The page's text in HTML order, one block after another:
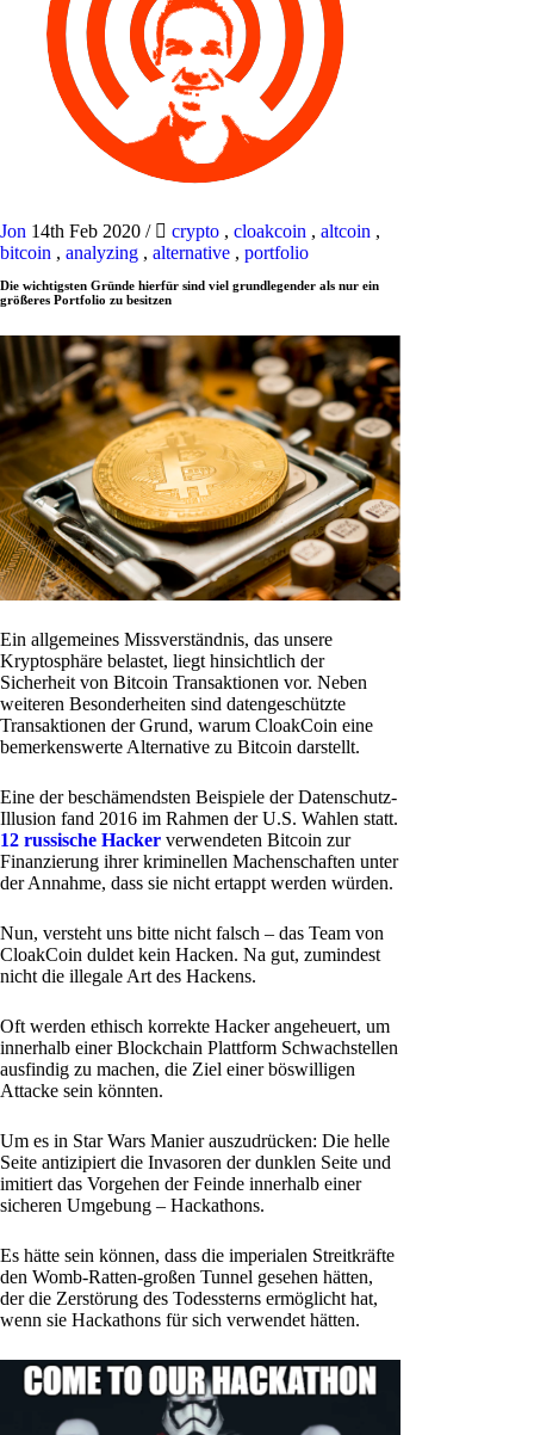
Jon 14th Feb 2020 / crypto , cloakcoin , altcoin ,
bitcoin , analyzing , alternative , portfolio
Die wichtigsten Gründe hierfür sind viel grundlegender als nur ein
größeres Portfolio zu besitzen
Ein allgemeines Missverständnis, das unsere
Kryptosphäre belastet, liegt hinsichtlich der
Sicherheit von Bitcoin Transaktionen vor. Neben
weiteren Besonderheiten sind datengeschützte
Transaktionen der Grund, warum CloakCoin eine
bemerkenswerte Alternative zu Bitcoin darstellt.
Eine der beschämendsten Beispiele der Datenschutz-
Illusion fand 2016 im Rahmen der U.S. Wahlen statt.
12 russische Hacker verwendeten Bitcoin zur
Finanzierung ihrer kriminellen Machenschaften unter
der Annahme, dass sie nicht ertappt werden würden.
Nun, versteht uns bitte nicht falsch – das Team von
CloakCoin duldet kein Hacken. Na gut, zumindest
nicht die illegale Art des Hackens.
Oft werden ethisch korrekte Hacker angeheuert, um
innerhalb einer Blockchain Plattform Schwachstellen
ausfindig zu machen, die Ziel einer böswilligen
Attacke sein könnten.
Um es in Star Wars Manier auszudrücken: Die helle
Seite antizipiert die Invasoren der dunklen Seite und
imitiert das Vorgehen der Feinde innerhalb einer
sicheren Umgebung – Hackathons.
Es hätte sein können, dass die imperialen Streitkräfte
den Womb-Ratten-großen Tunnel gesehen hätten,
der die Zerstörung des Todessterns ermöglicht hat,
wenn sie Hackathons für sich verwendet hätten.